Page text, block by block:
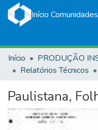
Início
Início
Relatórios Técnicos
Paulistana,